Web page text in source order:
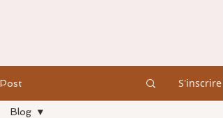
Post S'inscrire
Blog